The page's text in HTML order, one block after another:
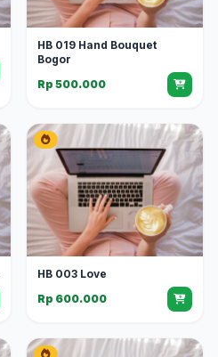
HB 019 Hand Bouquet
Bogor
Rp 500.000
HB 003 Love
Rp 600.000